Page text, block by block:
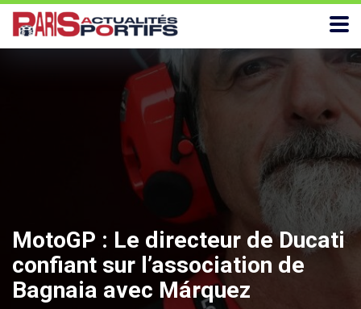
MotoGP : Le directeur de Ducati
confiant sur l’association de
Bagnaia avec Márquez